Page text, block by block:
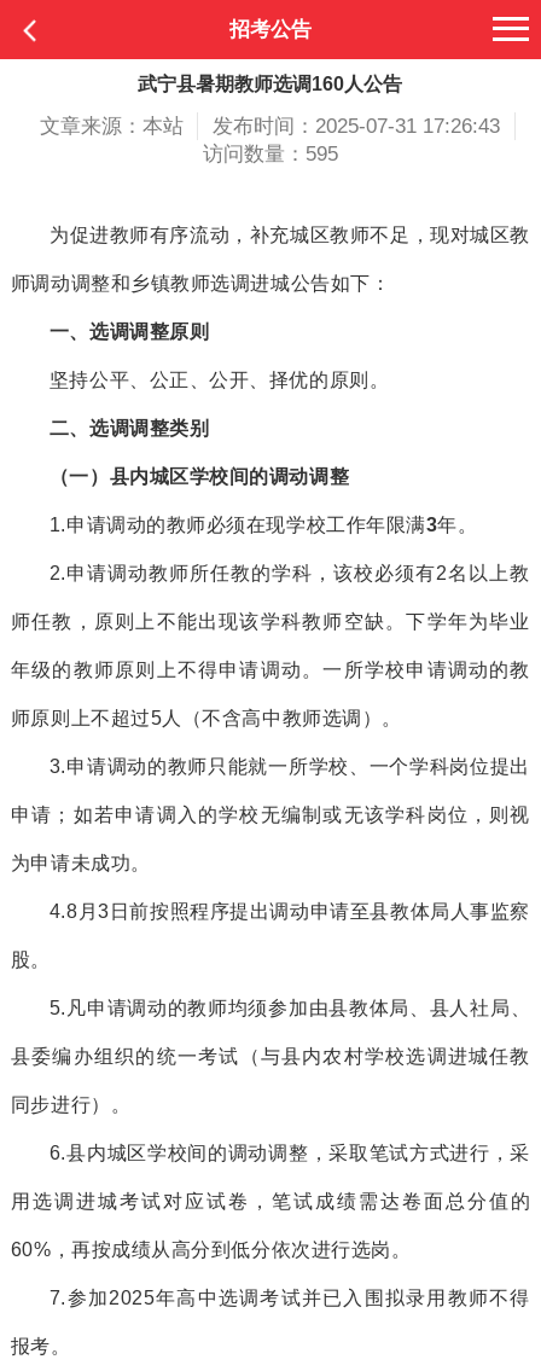
招考公告
武宁县暑期教师选调160人公告
文章来源：本站
发布时间：2025-07-31 17:26:43
访问数量：595
为促进教师有序流动，补充城区教师不足，现对城区教
师调动调整和 乡镇教师选调进城公告如下 ：
一、选调调整原则
坚持公平、公正、公开、择优的原则。
二、选调调整类别
（一）县内城区学校间的调动调整
1.申请调动的教师必须在现学校工作年限满3年。
2.申请调动教师所任教的学科，该校必须有2名以上教
师任教 ，原则上不能出现该学科教师空缺。 下学年为毕业
年级的教师原则上不得申请调动。一所学校申请调动的教
师原则上不超过5人（不含高中教师选调）。
3.申请调动的教师只能就一所学校、一个学科岗位提出
申请；如若申请调入的学校无编制或无该学科岗位，则视
为申请未成功。
4.8月3 日前按照程序提出调动申请至县教体局人事监察
股。
5. 凡申请调动的教师均须参加由县教体局、 县人社局、
县委编办组织的统一考试 （与县内农村学校选调进城任教
同步进行） 。
6.县内城区学校间 的调动调整，采取笔试方式进行，采
用 选调进城考试对应试卷 ， 笔试成绩需达卷面总分值的
60%，再按成绩从高分到低分依次进行选岗。
7.参加2025年高中选调考试并已入围拟录用教师不得
报考。